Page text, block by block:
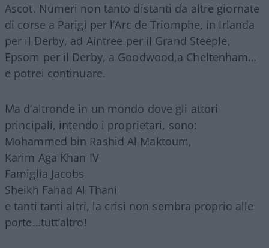
Ascot. Numeri non tanto distanti da altre giornate
di corse a Parigi per l’Arc de Triomphe, in Irlanda
per il Derby, ad Aintree per il Grand Steeple,
Epsom per il Derby, a Goodwood,a Cheltenham…
e potrei continuare.
Ma d’altronde in un mondo dove gli attori
principali, intendo i proprietari, sono:
Mohammed bin Rashid Al Maktoum,
Karim Aga Khan IV
Famiglia Jacobs
Sheikh Fahad Al Thani
e tanti tanti altri, la crisi non sembra proprio alle
porte…tutt’altro!